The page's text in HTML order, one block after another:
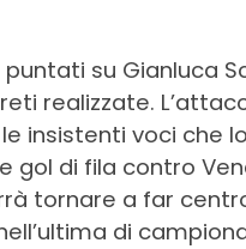
puntati su Gianluca
realizzate.
insistenti voci che
gol di fila contro
tornare a far
di